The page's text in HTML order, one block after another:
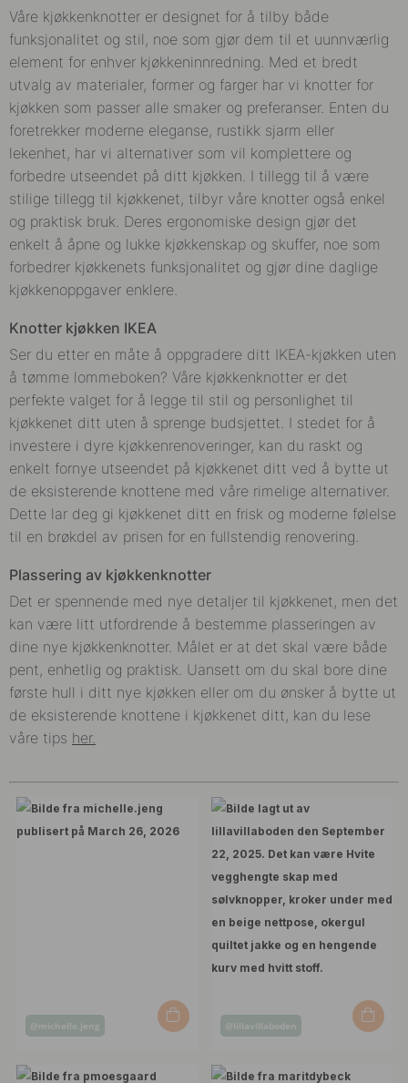
Våre kjøkkenknotter er designet for å tilby både
funksjonalitet og stil, noe som gjør dem til et uunnværlig
element for enhver kjøkkeninnredning. Med et bredt
utvalg av materialer, former og farger har vi knotter for
kjøkken som passer alle smaker og preferanser. Enten du
foretrekker moderne eleganse, rustikk sjarm eller
lekenhet, har vi alternativer som vil komplettere og
forbedre utseendet på ditt kjøkken. I tillegg til å være
stilige tillegg til kjøkkenet, tilbyr våre knotter også enkel
og praktisk bruk. Deres ergonomiske design gjør det
enkelt å åpne og lukke kjøkkenskap og skuffer, noe som
forbedrer kjøkkenets funksjonalitet og gjør dine daglige
kjøkkenoppgaver enklere.
Knotter kjøkken IKEA
Ser du etter en måte å oppgradere ditt IKEA-kjøkken uten
å tømme lommeboken? Våre kjøkkenknotter er det
perfekte valget for å legge til stil og personlighet til
kjøkkenet ditt uten å sprenge budsjettet. I stedet for å
investere i dyre kjøkkenrenoveringer, kan du raskt og
enkelt fornye utseendet på kjøkkenet ditt ved å bytte ut
de eksisterende knottene med våre rimelige alternativer.
Dette lar deg gi kjøkkenet ditt en frisk og moderne følelse
til en brøkdel av prisen for en fullstendig renovering.
Plassering av kjøkkenknotter
Det er spennende med nye detaljer til kjøkkenet, men det
kan være litt utfordrende å bestemme plasseringen av
dine nye kjøkkenknotter. Målet er at det skal være både
pent, enhetlig og praktisk. Uansett om du skal bore dine
første hull i ditt nye kjøkken eller om du ønsker å bytte ut
de eksisterende knottene i kjøkkenet ditt, kan du lese
våre tips her.
Innlegg
av
@michelle.jeng
Innlegg
av
@lillavillaboden